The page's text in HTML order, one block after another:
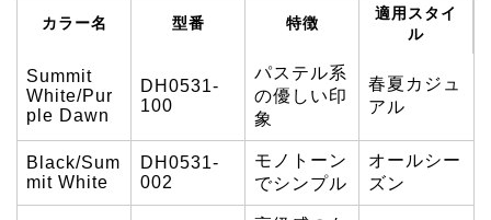
カラー名 型番 特徴
適用スタイ
ル
Summit
White/Pur
ple Dawn
DH0531-
100
パステル系
の優しい印
象
春夏カジュ
アル
Black/Sum
mit White
DH0531-
002
モノトーン
でシンプル
オールシー
ズン